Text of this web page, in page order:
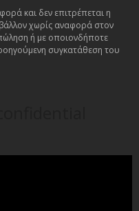
και δεν επιτρέπεται η
χωρίς αναφορά στον
ή με οποιονδήποτε
συγκατάθεση του